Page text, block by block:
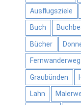
Ausflugsziele
Buch
Bücher
Fernwanderweg
Graubünden
Lahn